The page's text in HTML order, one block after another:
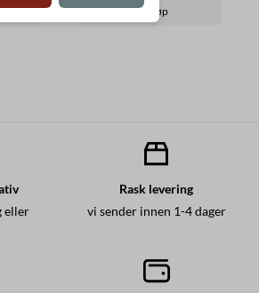
Kjøp
eller
Rask levering
vi sender innen 1-4 dager